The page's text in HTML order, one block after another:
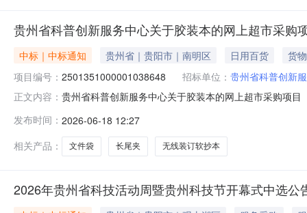
贵州省科普创新服务中心关于胶装本的网上超市采购
中标｜中标通知 贵州省｜贵阳市｜南明区 日用百货
货物
项目编号： 2501351000001038648 招标单位： 贵州省科普创新
正文内容： 贵州省科普创新服务中心关于胶装本的网上超市采购项
区划编码:529900项目所在行政区划名称:贵州省本级报
发布时间： 2026-06-18 12:27
相关产品：
文件袋 长尾夹 无线装订软抄本
2026年贵州省科技活动周暨贵州科技节开幕式中选公